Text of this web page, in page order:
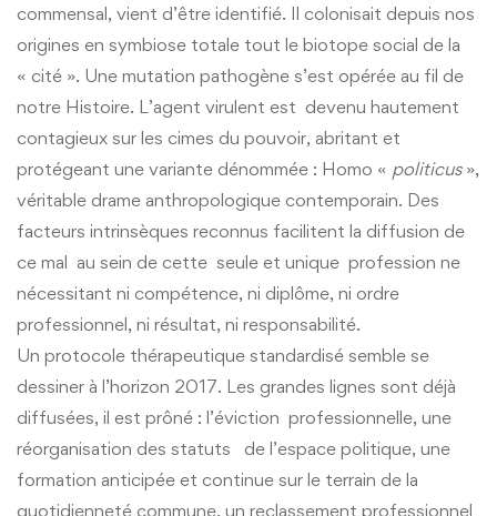
commensal, vient d’être identifié. Il colonisait depuis nos
origines en symbiose totale tout le biotope social de la
« cité ». Une mutation pathogène s’est opérée au fil de
notre Histoire. L’agent virulent est devenu hautement
contagieux sur les cimes du pouvoir, abritant et
protégeant une variante dénommée : Homo « politicus»,
véritable drame anthropologique contemporain. Des
facteurs intrinsèques reconnus facilitent la diffusion de
ce mal au sein de cette seule et unique profession ne
nécessitant ni compétence, ni diplôme, ni ordre
professionnel, ni résultat, ni responsabilité.
Un protocole thérapeutique standardisé semble se
dessiner à l’horizon 2017. Les grandes lignes sont déjà
diffusées, il est prôné : l’éviction professionnelle, une
réorganisation des statuts de l’espace politique, une
formation anticipée et continue sur le terrain de la
quotidienneté commune, un reclassement professionnel